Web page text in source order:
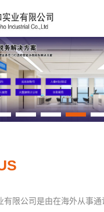
限公司是由在海外从事通